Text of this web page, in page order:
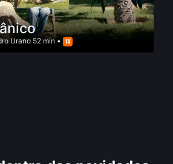
Urano 52 min •